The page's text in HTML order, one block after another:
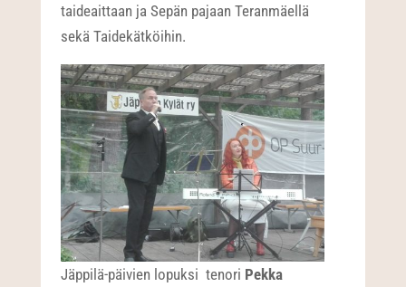
taideaittaan ja Sepän pajaan Teranmäellä
sekä Taidekätköihin.
Jäppilä-päivien lopuksi tenori Pekka